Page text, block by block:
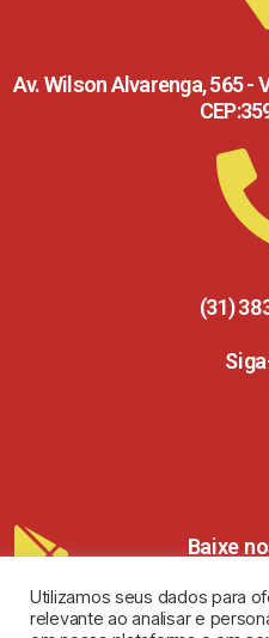
Av. Wilson Alvarenga, 565 -
(31)
Baixe
Utilizamos seus dados para
relevante ao analisar e